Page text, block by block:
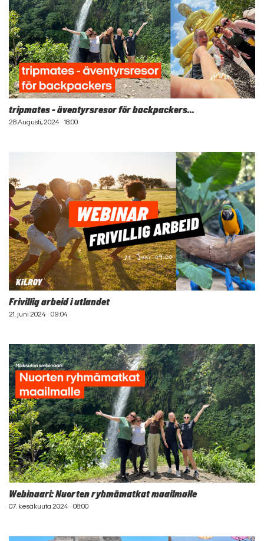
tripmates - äventyrsresor för backpackers...
28 Augusti, 2024 18:00
Frivillig arbeid i utlandet
21. juni 2024 09:04
Webinaari: Nuorten ryhmämatkat maailmalle
07. kesäkuuta 2024 08:00